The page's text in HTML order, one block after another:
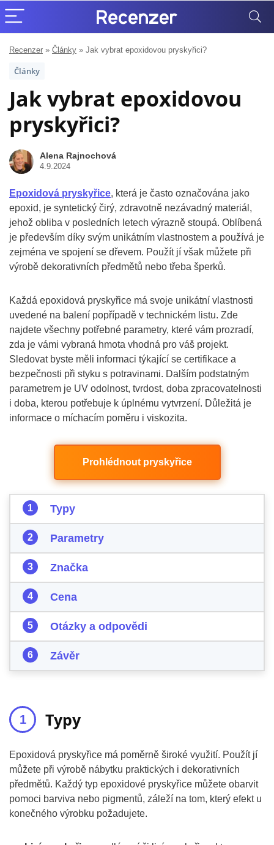
Recenzer » Články » Jak vybrat epoxidovou pryskyřici?
Články
Jak vybrat epoxidovou
pryskyřici?
Alena Rajnochová
4.9.2024
Epoxidová pryskyřice, která je často označována jako
epoxid, je syntetický čirý, zdravotně nezávadný materiál,
jehož obliba v posledních letech výrazně stoupá. Oblíbená
je především díky svým unikátním vlastnostem a používá je
zejména ve spojení se dřevem. Použít jí však můžete při
výrobě dekorativních předmětů nebo třeba šperků.
Každá epoxidová pryskyřice má svoje unikátní vlastnosti
uvedené na balení popřípadě v technickém listu. Zde
najdete všechny potřebné parametry, které vám prozradí,
zda je vámi vybraná hmota vhodná pro váš projekt.
Sledovat byste měli informaci týkající se certifikace a
bezpečnosti při styku s potravinami. Dalším podstatným
parametrem je UV odolnost, tvrdost, doba zpracovatelnosti
i doba, kterou potřebuje k úplnému vytvrzení. Důležitá je
informace o míchacím poměru i viskozita.
Prohlédnout pryskyřice
Typy
Parametry
Značka
Cena
Otázky a odpovědi
Závěr
Typy
Epoxidová pryskyřice má poměrně široké využití. Použít jí
můžete při výrobě nábytku praktických i dekorativních
předmětů. Každý typ epoxidové pryskyřice můžete obarvit
pomoci barviva nebo pigmentů, záleží na tom, který efekt u
konečného výrobku požadujete.